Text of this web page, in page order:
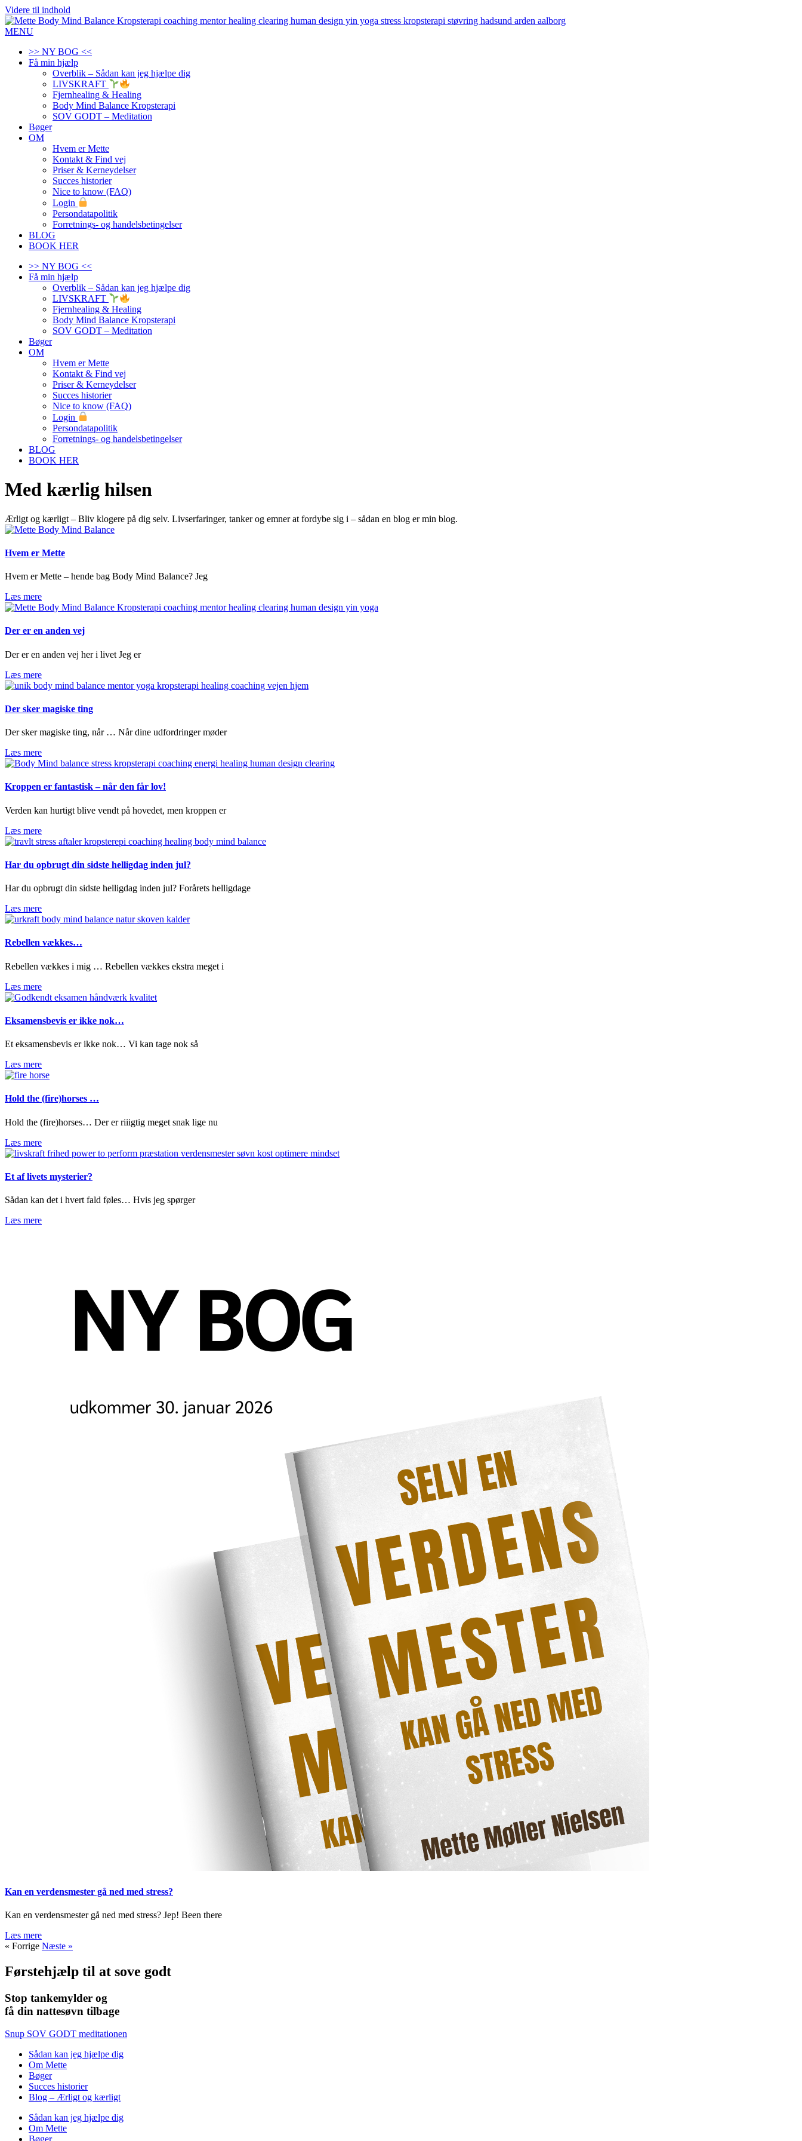
Videre til indhold
MENU
>> NY BOG <<
Få min hjælp
Overblik – Sådan kan jeg hjælpe dig
LIVSKRAFT
Fjernhealing & Healing
Body Mind Balance Kropsterapi
SOV GODT – Meditation
Bøger
OM
Hvem er Mette
Kontakt & Find vej
Priser & Kerneydelser
Succes historier
Nice to know (FAQ)
Login
Persondatapolitik
Forretnings- og handelsbetingelser
BLOG
BOOK HER
>> NY BOG <<
Få min hjælp
Overblik – Sådan kan jeg hjælpe dig
LIVSKRAFT
Fjernhealing & Healing
Body Mind Balance Kropsterapi
SOV GODT – Meditation
Bøger
OM
Hvem er Mette
Kontakt & Find vej
Priser & Kerneydelser
Succes historier
Nice to know (FAQ)
Login
Persondatapolitik
Forretnings- og handelsbetingelser
BLOG
BOOK HER
Med kærlig hilsen
Ærligt og kærligt – Bliv klogere på dig selv. Livserfaringer, tanker og emner at fordybe sig i – sådan en blog er min blog.
Hvem er Mette
Hvem er Mette – hende bag Body Mind Balance? Jeg
Læs mere
Der er en anden vej
Der er en anden vej her i livet Jeg er
Læs mere
Der sker magiske ting
Der sker magiske ting, når … Når dine udfordringer møder
Læs mere
Kroppen er fantastisk – når den får lov!
Verden kan hurtigt blive vendt på hovedet, men kroppen er
Læs mere
Har du opbrugt din sidste helligdag inden jul?
Har du opbrugt din sidste helligdag inden jul? Forårets helligdage
Læs mere
Rebellen vækkes…
Rebellen vækkes i mig … Rebellen vækkes ekstra meget i
Læs mere
Eksamensbevis er ikke nok…
Et eksamensbevis er ikke nok… Vi kan tage nok så
Læs mere
Hold the (fire)horses …
Hold the (fire)horses… Der er riiigtig meget snak lige nu
Læs mere
Et af livets mysterier?
Sådan kan det i hvert fald føles… Hvis jeg spørger
Læs mere
Kan en verdensmester gå ned med stress?
Kan en verdensmester gå ned med stress? Jep! Been there
Læs mere
« Forrige Næste »
Førstehjælp til at sove godt
Stop tankemylder og
få din nattesøvn tilbage
Snup SOV GODT meditationen
Sådan kan jeg hjælpe dig
Om Mette
Bøger
Succes historier
Blog – Ærligt og kærligt
Sådan kan jeg hjælpe dig
Om Mette